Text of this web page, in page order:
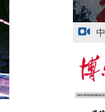
新疆多
援疆